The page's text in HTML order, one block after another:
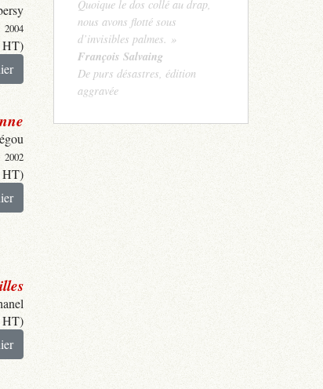
2004
2002
Quoique le dos collé au drap,
nous avons flotté sous
d’invisibles palmes. »
François Salvaing
De purs désastres, édition
aggravée